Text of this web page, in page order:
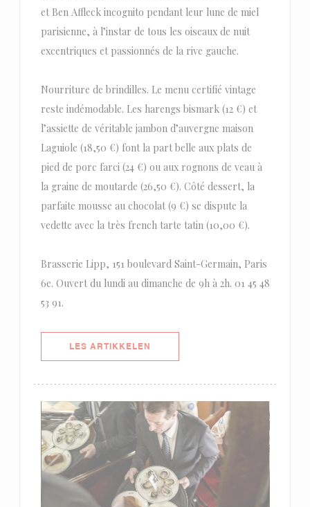
et Ben Affleck incognito pendant leur lune de miel
parisienne, à l’instar de tous les oiseaux de nuit
excentriques et passionnés de la rive gauche.
Nourriture de brindilles. Le menu certifié vintage
reste indémodable. Les harengs bismark (12 €) et
l’assiette de véritable jambon d’auvergne maison
Laguiole (18,50 €) font la part belle aux plats de
pied de porc farci (24 €) ou aux rognons de veau à
la graine de moutarde (26,50 €). Côté dessert, la
parfaite mousse au chocolat (9 €) se dispute la
vedette avec la très french tarte tatin (10,00 €).
Brasserie Lipp, 151 boulevard Saint-Germain, Paris
6e. Ouvert du lundi au dimanche de 9h à 2h. 01 45 48
53 91.
LES ARTIKKELEN